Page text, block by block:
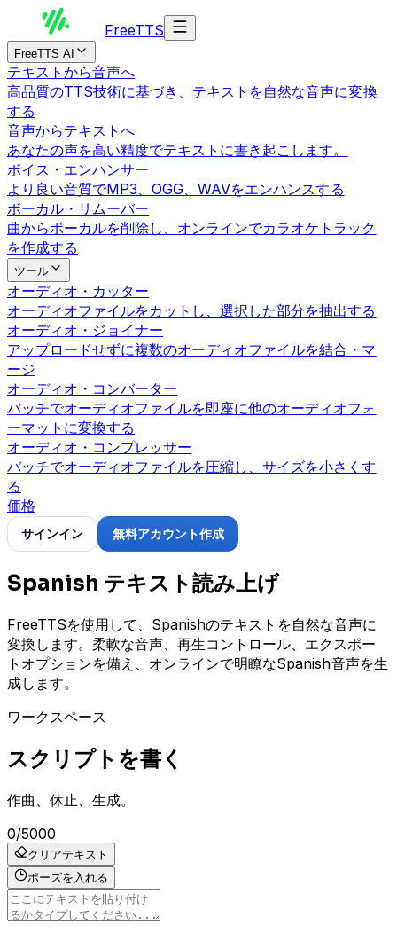
FreeTTS
FreeTTS AI
テキストから音声へ
高品質のTTS技術に基づき、テキストを自然な音声に変換
する
音声からテキストへ
あなたの声を高い精度でテキストに書き起こします。
ボイス・エンハンサー
より良い音質でMP3、OGG、WAVをエンハンスする
ボーカル・リムーバー
曲からボーカルを削除し、オンラインでカラオケトラック
を作成する
ツール
オーディオ・カッター
オーディオファイルをカットし、選択した部分を抽出する
オーディオ・ジョイナー
アップロードせずに複数のオーディオファイルを結合・マ
ージ
オーディオ・コンバーター
バッチでオーディオファイルを即座に他のオーディオフォ
ーマットに変換する
オーディオ・コンプレッサー
バッチでオーディオファイルを圧縮し、サイズを小さくす
る
価格
サインイン 無料アカウント作成
Spanish テキスト読み上げ
FreeTTSを使用して、Spanishのテキストを自然な音声に
変換します。柔軟な音声、再生コントロール、エクスポー
トオプションを備え、オンラインで明瞭なSpanish音声を生
成します。
ワークスペース
スクリプトを書く
作曲、休止、生成。
0/5000
クリアテキスト
ポーズを入れる